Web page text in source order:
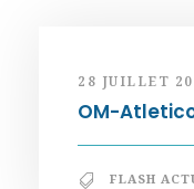
28 JUILLET
OM-
FLASH